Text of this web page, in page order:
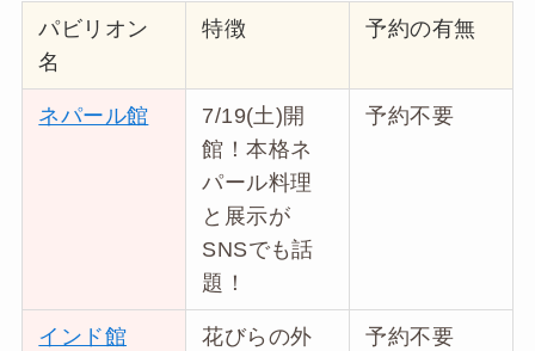
パビリオン
名
特徴 予約の有無
ネパール館
7/19(土)開
館！本格ネ
パール料理
と展示が
SNSでも話
題！
予約不要
インド館
花びらの外
予約不要